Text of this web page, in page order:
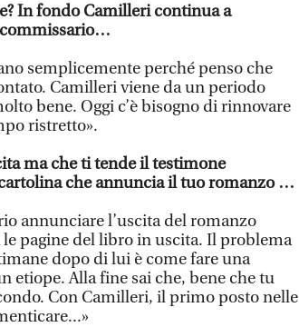
In fondo Camilleri continua a
semplicemente perché penso che
Camilleri viene da un periodo
bene. Oggi c’è bisogno di rinnovare
ristretto».
ma che ti tende il testimone
che annuncia il tuo romanzo …
annunciare l’uscita del romanzo
pagine del libro in uscita. Il problema
dopo di lui è come fare una
etiope. Alla fine sai che, bene che tu
Con Camilleri, il primo posto nelle